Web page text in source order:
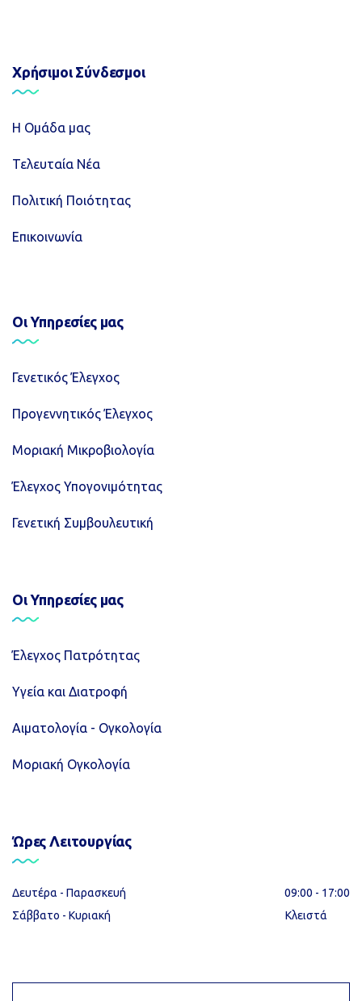
Χρήσιμοι Σύνδεσμοι
Η Ομάδα μας
Τελευταία Νέα
Πολιτική Ποιότητας
Επικοινωνία
Οι Υπηρεσίες μας
Γενετικός Έλεγχος
Προγεννητικός Έλεγχος
Μοριακή Μικροβιολογία
Έλεγχος Υπογονιμότητας
Γενετική Συμβουλευτική
Οι Υπηρεσίες μας
Έλεγχος Πατρότητας
Υγεία και Διατροφή
Αιματολογία - Ογκολογία
Μοριακή Ογκολογία
Ώρες Λειτουργίας
Δευτέρα - Παρασκευή
09:00 - 17:00
Σάββατο - Κυριακή
Κλειστά